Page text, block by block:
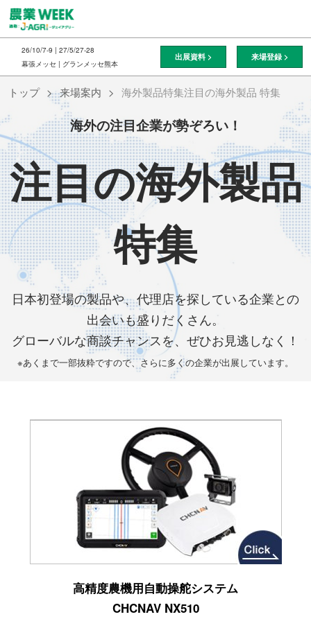
ス
キ
ッ
し
て
進
26/10/7-9 | 27/5/27-28
幕張メッセ | グランメッセ熊本
出展資料 > 来場登録 >
トップ 来場案内 海外製品特集注目の海外製品 特集
海外の注目企業が勢ぞろい！
注目の海外製品
特集
日本初登場の製品や、代理店を探している企業との
出会いも盛りだくさん。
グローバルな商談チャンスを、ぜひお見逃しなく！
※あくまで一部抜粋ですので、さらに多くの企業が出展しています。
高精度農機用自動操舵システム
CHCNAV NX510